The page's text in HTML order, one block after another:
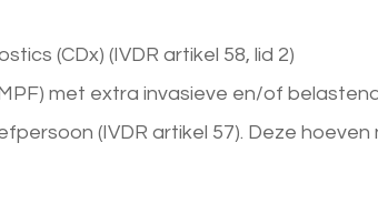
(CDx) (IVDR artikel 58, lid 2)
met extra invasieve en/of
(IVDR artikel 57). Deze